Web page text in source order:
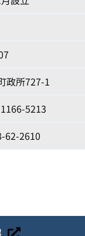
政所727-1
5213
62-2610